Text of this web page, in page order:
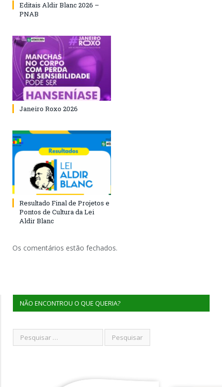
Editais Aldir Blanc 2026 –
PNAB
Janeiro Roxo 2026
Resultado Final de Projetos e
Pontos de Cultura da Lei
Aldir Blanc
Os comentários estão fechados.
NÃO ENCONTROU O QUE QUERIA?